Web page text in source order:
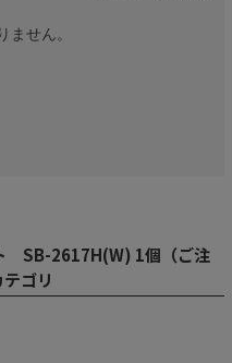
ません。
SB-2617H(W) 1個（ご注
ゴリ